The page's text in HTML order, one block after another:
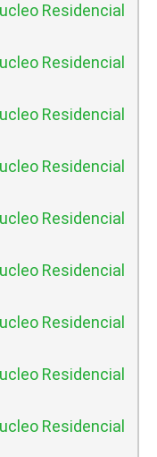
Residencial
Residencial
Residencial
Residencial
Residencial
Residencial
Residencial
Residencial
Residencial